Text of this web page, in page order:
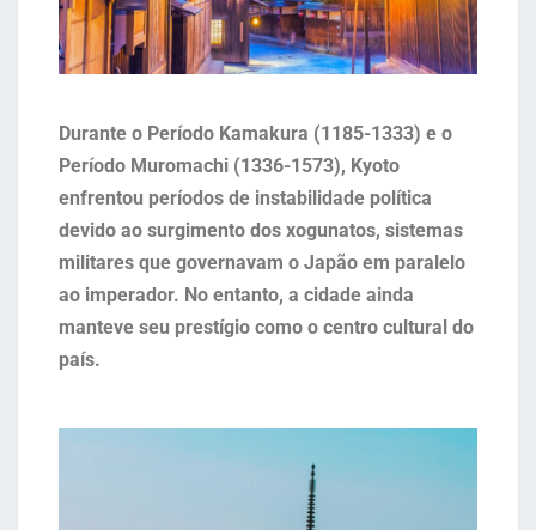
Durante o Período Kamakura (1185-1333) e o
Período Muromachi (1336-1573), Kyoto
enfrentou períodos de instabilidade política
devido ao surgimento dos xogunatos, sistemas
militares que governavam o Japão em paralelo
ao imperador. No entanto, a cidade ainda
manteve seu prestígio como o centro cultural do
país.